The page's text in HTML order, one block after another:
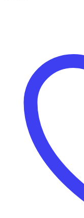
παραλλαγές.
επιλογές
μπορούν
επιλεγούν
προϊόντος